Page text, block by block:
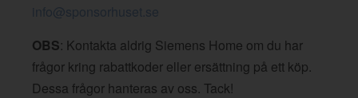
info@sponsorhuset.se
OBS: Kontakta aldrig Siemens Home om du har
frågor kring rabattkoder eller ersättning på ett köp.
Dessa frågor hanteras av oss. Tack!